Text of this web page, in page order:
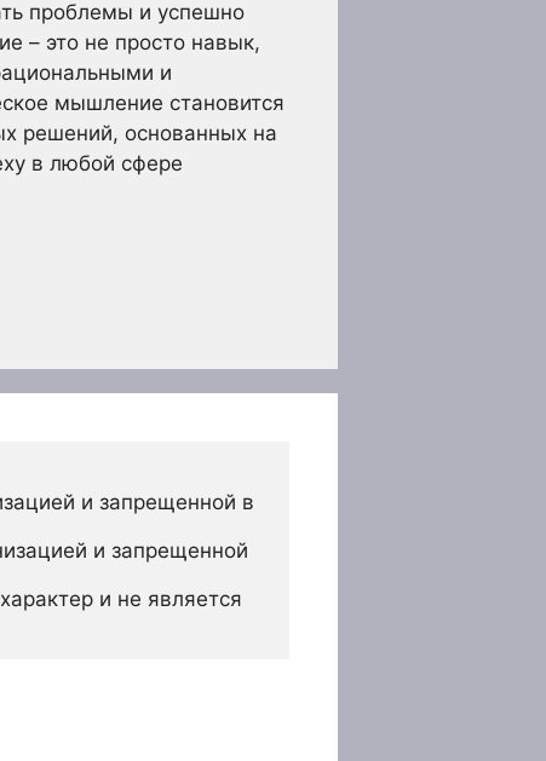
проблемы и успешно
– это не просто навык,
и
мышление становится
решений, основанных на
в любой сфере
и запрещенной в
и запрещенной
и не является